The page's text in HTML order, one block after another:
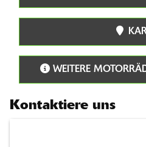
WEITERE
Kontaktiere uns